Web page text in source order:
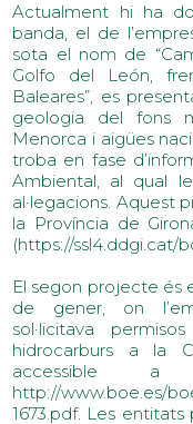
Actualment hi ha
banda, el de
sota el nom de
Golfo del León,
Baleares”, es
geologia del fons
Menorca i aigües
troba en fase
Ambiental, al qual
al·legacions. Aquest
la Província de
(https://ssl4.ddgi.cat/
El segon projecte és
de gener, on
sol·licitava
hidrocarburs a la
accessible a
http://www.boe.es/
1673.pdf. Les